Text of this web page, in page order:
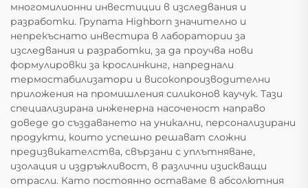
многомилионни инвестиции в изследвания и
разработки. Групата Highborn значително и
непрекъснато инвестира в лаборатории за
изследвания и разработки, за да проучва нови
формулировки за крослинкинг, напреднали
термостабилизатори и високопроизводителни
приложения на промишления силиконов каучук. Тази
специализирана инженерна насоченост направо
доведе до създаването на уникални, персонализирани
продукти, които успешно решават сложни
предизвикателства, свързани с уплътняване,
изолация и издръжливост, в различни изискващи
отрасли. Като постоянно оставаме в абсолютния